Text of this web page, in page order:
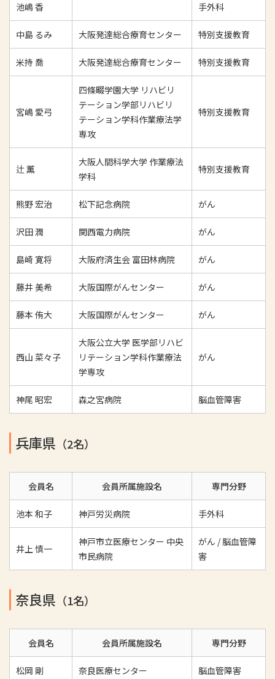
池嶋 香 手外科
中島 るみ 大阪発達総合療育センター 特別支援教育
米持 喬 大阪発達総合療育センター 特別支援教育
宮嶋 愛弓
四條畷学園大学 リハビリ
テーション学部リハビリ
テーション学科作業療法学
専攻
特別支援教育
辻 薫
大阪人間科学大学 作業療法
学科
特別支援教育
熊野 宏治 松下記念病院 がん
沢田 潤 関西電力病院 がん
島崎 寛将 大阪府済生会 富田林病院 がん
藤井 美希 大阪国際がんセンター がん
藤本 侑大 大阪国際がんセンター がん
西山 菜々子
大阪公立大学 医学部リハビ
リテーション学科作業療法
学専攻
がん
神尾 昭宏 森之宮病院 脳血管障害
兵庫県 （2名）
会員名 会員所属施設名 専門分野
池本 和子 神戸労災病院 手外科
井上 慎一
神戸市立医療センター 中央
市民病院
がん / 脳血管障
害
奈良県 （1名）
会員名 会員所属施設名 専門分野
松岡 剛 奈良医療センター 脳血管障害